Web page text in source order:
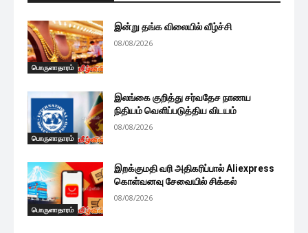
பொருளாதாரம்
இன்று தங்க விலையில் வீழ்ச்சி
08/08/2026
பொருளாதாரம்
இலங்கை குறித்து சர்வதேச நாணய
நிதியம் வெளிப்படுத்திய விடயம்
08/08/2026
பொருளாதாரம்
இறக்குமதி வரி அதிகரிப்பால் Aliexpress
கொள்வனவு சேவையில் சிக்கல்
08/08/2026